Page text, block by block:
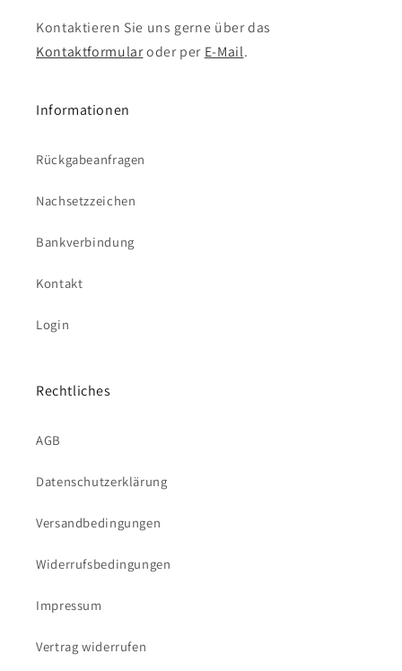
Kontaktieren Sie uns gerne über das
Kontaktformularoder per E-Mail.
Informationen
Rückgabeanfragen
Nachsetzzeichen
Bankverbindung
Kontakt
Login
Rechtliches
AGB
Datenschutzerklärung
Versandbedingungen
Widerrufsbedingungen
Impressum
Vertrag widerrufen